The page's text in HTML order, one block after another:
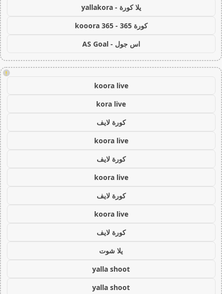
يلا كورة - yallakora
كورة 365 - kooora 365
اس جول - AS Goal
!
koora live
kora live
كورة لايف
koora live
كورة لايف
koora live
كورة لايف
koora live
كورة لايف
يلا شوت
yalla shoot
yalla shoot